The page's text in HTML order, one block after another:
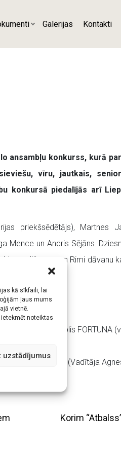
kā sīkfaili, lai
ļaus mums
vietnē.
noteiktas
uzstādījumus
Galerijas Kontakti
ansambļu konkurss, kurā
vīru, jautkais,
konkursā piedalījās arī
priekšsēdētājs), Martnes
Mence un Andris Sējāns.
dižgrozu un Rimi dāvanu
vokālais ansamblis FORTUNA
KARAMELES (Vadītāja
Korim